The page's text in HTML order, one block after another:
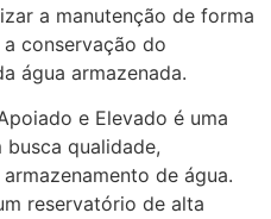
a manutenção de forma
conservação do
água armazenada.
e Elevado é uma
qualidade,
de água.
reservatório de alta